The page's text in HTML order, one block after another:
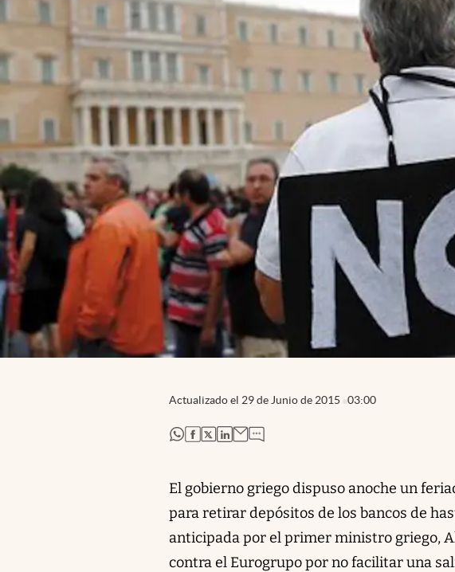
Actualizado el 29 de Junio de 2015 03:00
abre en nueva pestaña
abre en nueva pestaña
abre en nueva pestaña
abre en nueva pestaña
El gobierno griego dispuso anoche un
para retirar depósitos de los bancos de
anticipada por el primer ministro griego,
contra el Eurogrupo por no facilitar una